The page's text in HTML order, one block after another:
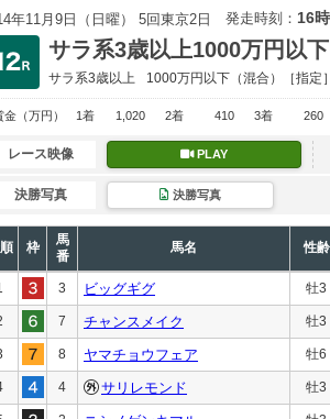
年11月9日（日曜） 5回東京2日 発走時刻： 16
サラ系3歳以上1000万円以下
サラ系3歳以上 1000万円以下 （混合）［指定
金 （万円） 1着 1,020 2着 410 3着 260
レース映像 PLAY
決勝写真 決勝写真
枠
馬
番
馬名 性齢
3 ビッグギグ 牡3
7 チャンスメイク 牡3
8 ヤマチョウフェア 牡6
4 サリレモンド 牡3